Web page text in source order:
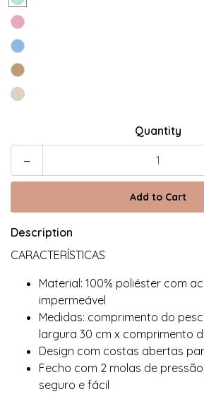
Quantity
-
Description
CARACTERÍSTICAS
Material: 100% poliéster com
impermeável
Medidas: comprimento do
largura 30 cm x comprimento
Design com costas abertas
Fecho com 2 molas de
seguro e fácil